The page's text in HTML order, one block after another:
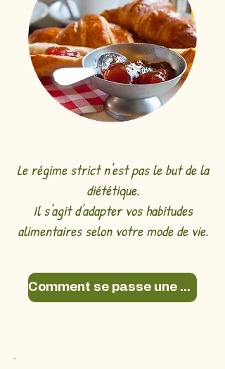
Le régime strict n'est pas le but de la
diététique.
Il s'agit d'adapter vos habitudes
alimentaires selon votre mode de vie.
Comment se passe une consultation ?